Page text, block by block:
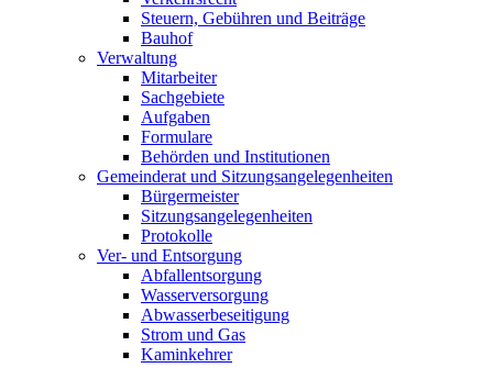
Steuern, Gebühren und Beiträge
Bauhof
Verwaltung
Mitarbeiter
Sachgebiete
Aufgaben
Formulare
Behörden und Institutionen
Gemeinderat und Sitzungsangelegenheiten
Bürgermeister
Sitzungsangelegenheiten
Protokolle
Ver- und Entsorgung
Abfallentsorgung
Wasserversorgung
Abwasserbeseitigung
Strom und Gas
Kaminkehrer